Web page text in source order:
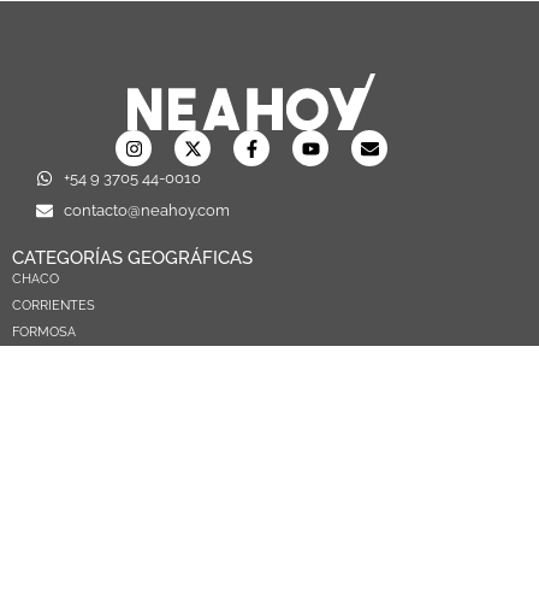
+54 9 3705 44-0010
contacto@neahoy.com
CATEGORÍAS GEOGRÁFICAS
CHACO
CORRIENTES
FORMOSA